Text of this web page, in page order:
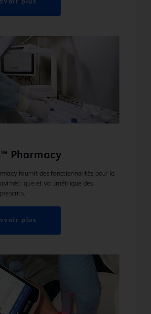
plus
Pharmacy
fournit des fonctionnalités pour la
et volumétrique des
plus